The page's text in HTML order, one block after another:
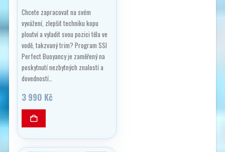
Chcete zapracovat na svém
vyvážení, zlepšit techniku kopu
ploutví a vyladit svou pozici těla ve
vodě, takzvaný trim? Program SSI
Perfect Buoyancy je zaměřený na
poskytnutí nezbytných znalostí a
dovedností…
3 990 Kč